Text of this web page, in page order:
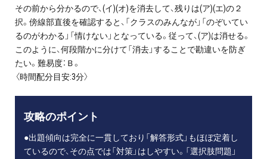
その前から分かるので、(イ)(オ)を消去して、残りは(ア)(エ)の２
択。傍線部直後を確認すると、「クラスのみんなが」「のぞいてい
るのがわかる」「情けない」となっている。従って、(ア)は消せる。
このように、何段階かに分けて「消去」することで勘違いを防ぎ
たい。難易度：Ｂ。
〈時間配分目安:3分〉
攻略のポイント
●出題傾向は完全に一貫しており「解答形式」もほぼ定着し
ているので、その点では「対策」はしやすい。「選択肢問題」